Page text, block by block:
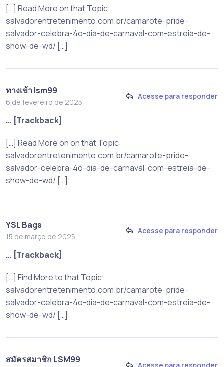
[…] Read More on that Topic:
salvadorentretenimento.com.br/camarote-pride-
salvador-celebra-4o-dia-de-carnaval-com-estreia-de-
show-de-wd/ […]
ทางเข้า lsm99
6 de fevereiro de 2025
Acesse para responder
… [Trackback]
[…] Read More on on that Topic:
salvadorentretenimento.com.br/camarote-pride-
salvador-celebra-4o-dia-de-carnaval-com-estreia-de-
show-de-wd/ […]
YSL Bags
15 de março de 2025
Acesse para responder
… [Trackback]
[…] Find More to that Topic:
salvadorentretenimento.com.br/camarote-pride-
salvador-celebra-4o-dia-de-carnaval-com-estreia-de-
show-de-wd/ […]
สมัครสมาชิก LSM99